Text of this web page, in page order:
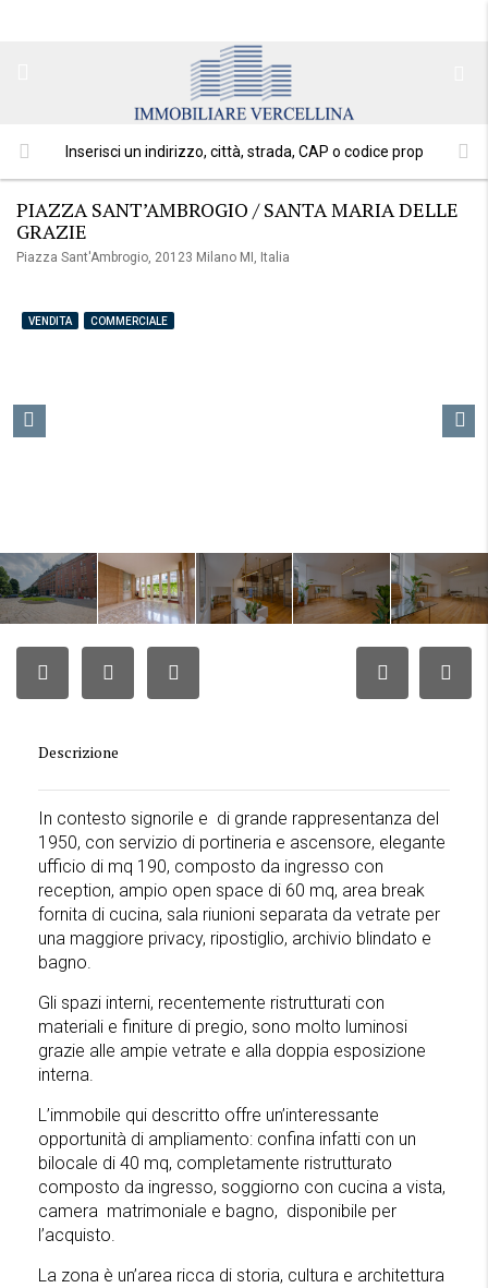
PIAZZA SANT’AMBROGIO / SANTA MARIA DELLE
GRAZIE
Piazza Sant'Ambrogio, 20123 Milano MI, Italia
VENDITA COMMERCIALE
Descrizione
In contesto signorile e di grande rappresentanza del
1950, con servizio di portineria e ascensore, elegante
ufficio di mq 190, composto da ingresso con
reception, ampio open space di 60 mq, area break
fornita di cucina, sala riunioni separata da vetrate per
una maggiore privacy, ripostiglio, archivio blindato e
bagno.
Gli spazi interni, recentemente ristrutturati con
materiali e finiture di pregio, sono molto luminosi
grazie alle ampie vetrate e alla doppia esposizione
interna.
L’immobile qui descritto offre un’interessante
opportunità di ampliamento: confina infatti con un
bilocale di 40 mq, completamente ristrutturato
composto da ingresso, soggiorno con cucina a vista,
camera matrimoniale e bagno, disponibile per
l’acquisto.
La zona è un’area ricca di storia, cultura e architettura